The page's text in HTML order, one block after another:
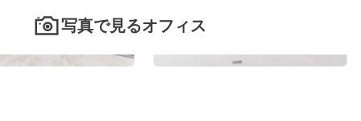
写真で見るオフィス